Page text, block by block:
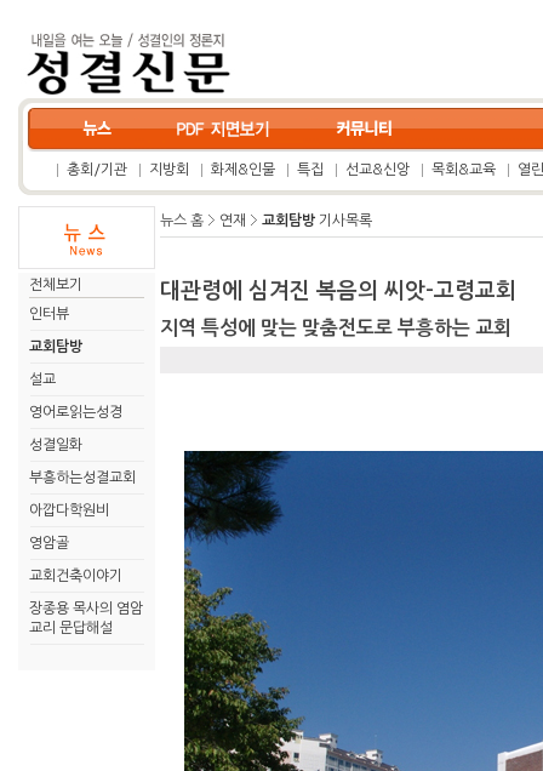
총회/기관 지방회 화제&인물 특집 선교&신앙 목회&교육 열
전체보기
인터뷰
교회탐방
설교
영어로읽는성경
성결일화
부흥하는성결교회
아깝다학원비
영암골
교회건축이야기
장종용 목사의 염암
교리 문답해설
뉴스 홈 연재 교회탐방기사목록
대관령에 심겨진 복음의 씨앗-고령교회
지역 특성에 맞는 맞춤전도로 부흥하는 교회